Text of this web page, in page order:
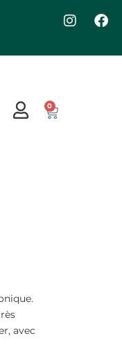
0
avec